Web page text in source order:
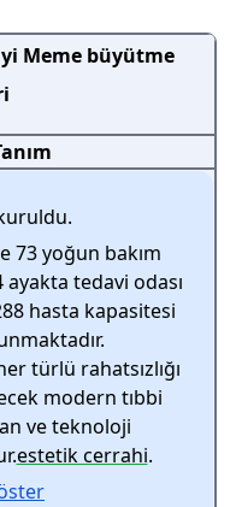
Meme büyütme
73 yoğun bakım
ayakta tedavi odası
hasta kapasitesi
türlü rahatsızlığı
modern tıbbi
ve teknoloji
estetik cerrahi.